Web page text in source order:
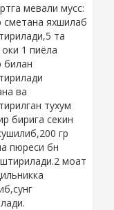
мевали мусс:
сметана яхшилаб
та
оки 1 пиёла
билан
ва
тухум
бирига секин
гр
пюреси бн
моат